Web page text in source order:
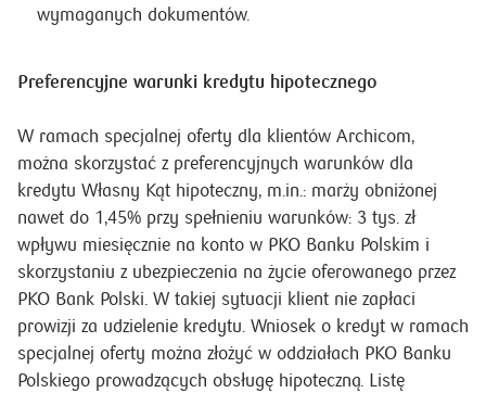
wymaganych dokumentów.
Preferencyjne warunki kredytu hipotecznego
W ramach specjalnej oferty dla klientów Archicom,
można skorzystać z preferencyjnych warunków dla
kredytu Własny Kąt hipoteczny, m.in.: marży obniżonej
nawet do 1,45% przy spełnieniu warunków: 3 tys. zł
wpływu miesięcznie na konto w PKO Banku Polskim i
skorzystaniu z ubezpieczenia na życie oferowanego przez
PKO Bank Polski. W takiej sytuacji klient nie zapłaci
prowizji za udzielenie kredytu. Wniosek o kredyt w ramach
specjalnej oferty można złożyć w oddziałach PKO Banku
Polskiego prowadzących obsługę hipoteczną. Listę